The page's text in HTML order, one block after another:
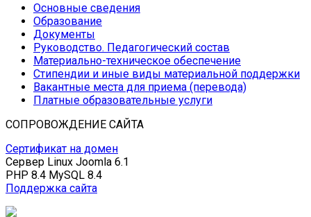
Основные сведения
Образование
Документы
Руководство. Педагогический состав
Материально-техническое обеспечение
Стипендии и иные виды материальной поддержки
Вакантные места для приема (перевода)
Платные образовательные услуги
СОПРОВОЖДЕНИЕ САЙТА
Сертификат на домен
Сервер Linux Joomla 6.1
PHP 8.4 MySQL 8.4
Поддержка сайта